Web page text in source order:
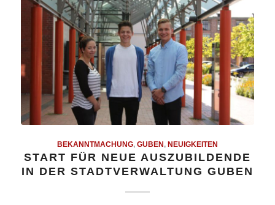
BEKANNTMACHUNG, GUBEN, NEUIGKEITEN
START FÜR NEUE AUSZUBILDENDE
IN DER STADTVERWALTUNG GUBEN